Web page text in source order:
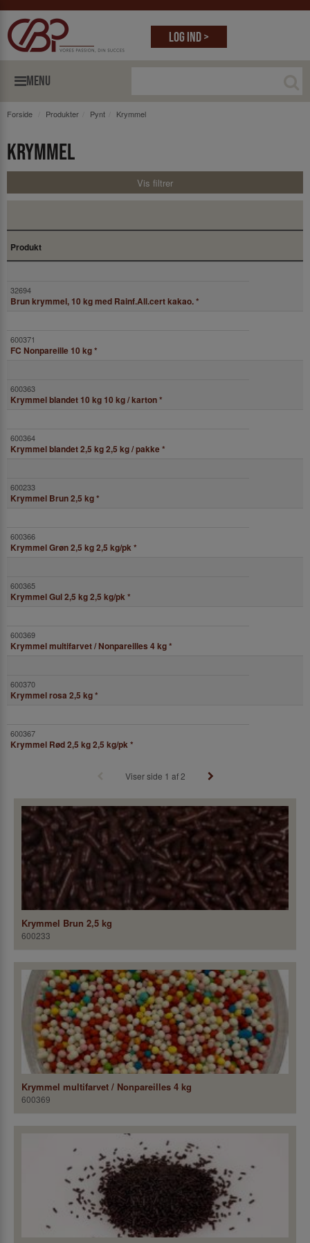
Log ind >
MENU
Forside Produkter Pynt Krymmel
Krymmel
Vis filtrer
Produkt
Brun krymmel, 10 kg med Rainf.All.cert kakao.*
FC Nonpareille 10 kg*
Krymmel blandet 10 kg 10 kg / karton*
Krymmel blandet 2,5 kg 2,5 kg / pakke*
Krymmel Brun 2,5 kg*
Krymmel Grøn 2,5 kg 2,5 kg/pk*
Krymmel Gul 2,5 kg 2,5 kg/pk*
Krymmel multifarvet / Nonpareilles 4 kg*
Krymmel rosa 2,5 kg*
Krymmel Rød 2,5 kg 2,5 kg/pk*
Viser side 1 af 2
Krymmel Brun 2,5 kg
600233
Krymmel multifarvet / Nonpareilles 4 kg
600369